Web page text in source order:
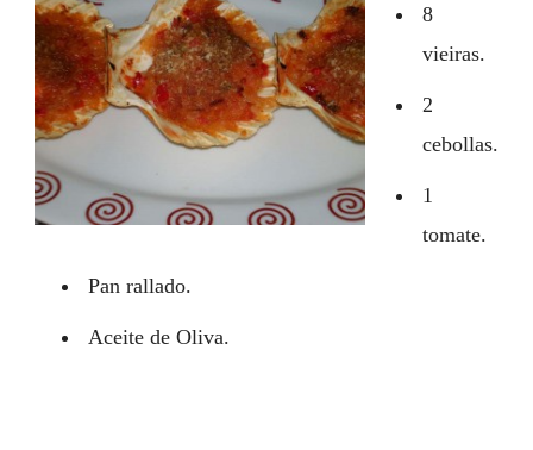
8
vieiras.
2
cebollas.
1
tomate.
Pan rallado.
Aceite de Oliva.